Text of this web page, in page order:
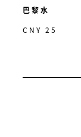
巴黎水
CNY 25